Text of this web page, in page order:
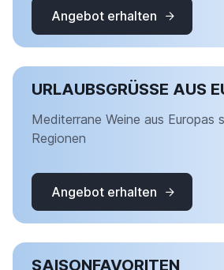
Angebot erhalten
URLAUBSGRÜSSE AUS
Mediterrane Weine aus Europas
Regionen
Angebot erhalten
SAISONFAVORITEN